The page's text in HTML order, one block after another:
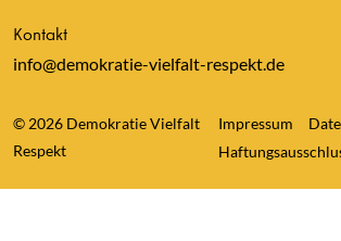
Kontakt
info@demokratie-vielfalt-respekt.de
© 2026 Demokratie Vielfalt
Respekt
Impressum